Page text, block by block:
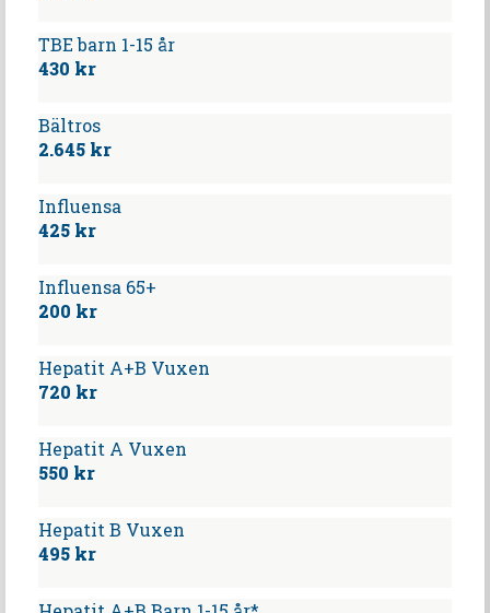
TBE barn 1-15 år
430 kr
Bältros
2.645 kr
Influensa
425 kr
Influensa 65+
200 kr
Hepatit A+B Vuxen
720 kr
Hepatit A Vuxen
550 kr
Hepatit B Vuxen
495 kr